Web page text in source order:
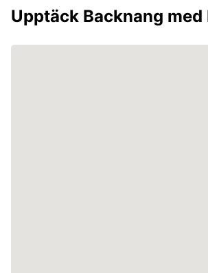
Upptäck Backnang med